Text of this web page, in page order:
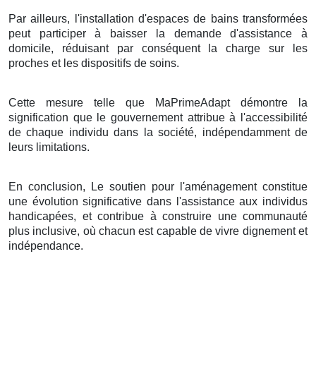
Par ailleurs, l'installation d'espaces de bains transformées
peut participer à baisser la demande d'assistance à
domicile, réduisant par conséquent la charge sur les
proches et les dispositifs de soins.
Cette mesure telle que MaPrimeAdapt démontre la
signification que le gouvernement attribue à l'accessibilité
de chaque individu dans la société, indépendamment de
leurs limitations.
En conclusion, Le soutien pour l'aménagement constitue
une évolution significative dans l'assistance aux individus
handicapées, et contribue à construire une communauté
plus inclusive, où chacun est capable de vivre dignement et
indépendance.